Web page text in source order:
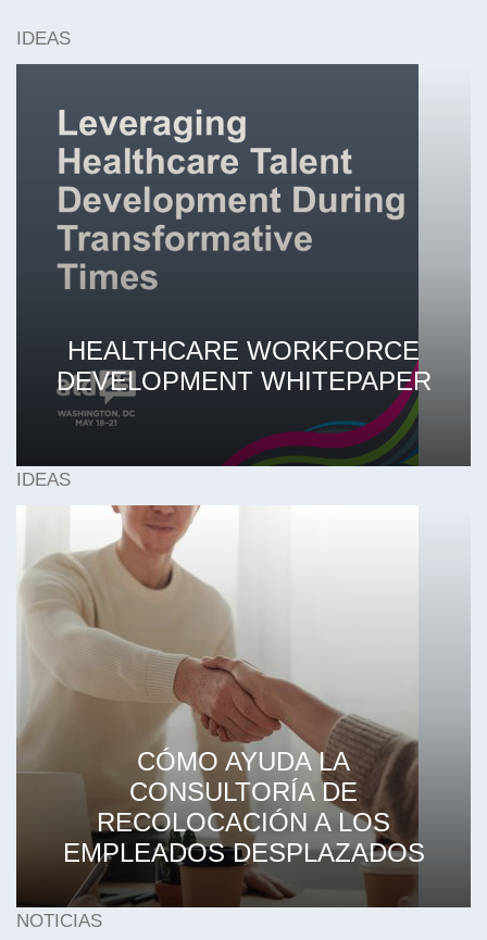
IDEAS
HEALTHCARE WORKFORCE
DEVELOPMENT WHITEPAPER
IDEAS
CÓMO AYUDA LA
CONSULTORÍA DE
RECOLOCACIÓN A LOS
EMPLEADOS DESPLAZADOS
NOTICIAS